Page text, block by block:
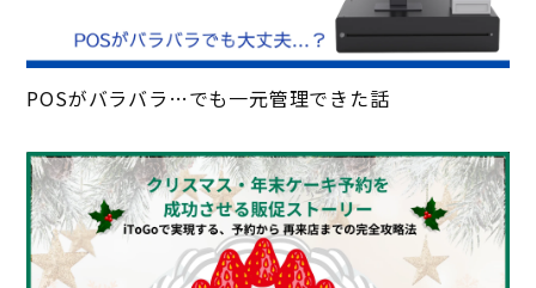
POSがバラバラ…でも一元管理できた話